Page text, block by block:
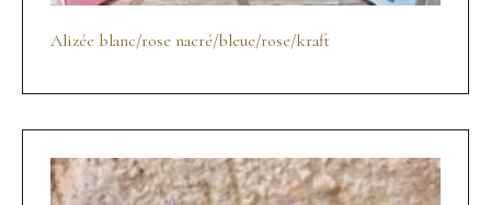
Alizée blanc/rose nacré/bleue/rose/kraft